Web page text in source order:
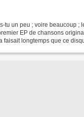
tu un peu ; voire beaucoup ;
EP de chansons
faisait longtemps que ce